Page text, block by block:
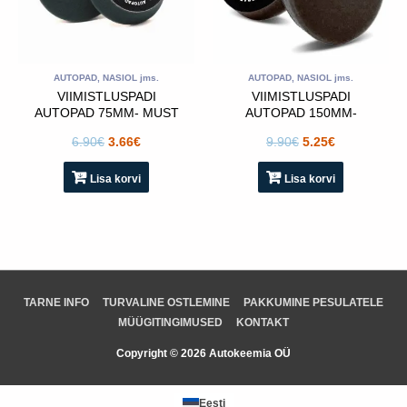
AUTOPAD, NASIOL jms.
VIIMISTLUSPADI
AUTOPAD 75MM- MUST
6.90€ 3.66€
Lisa korvi
AUTOPAD, NASIOL jms.
VIIMISTLUSPADI
AUTOPAD 150MM-
9.90€ 5.25€
Lisa korvi
TARNE INFO TURVALINE OSTLEMINE
PAKKUMINE PESULATELE
MÜÜGITINGIMUSED
KONTAKT
Copyright © 2026 Autokeemia OÜ
Eesti